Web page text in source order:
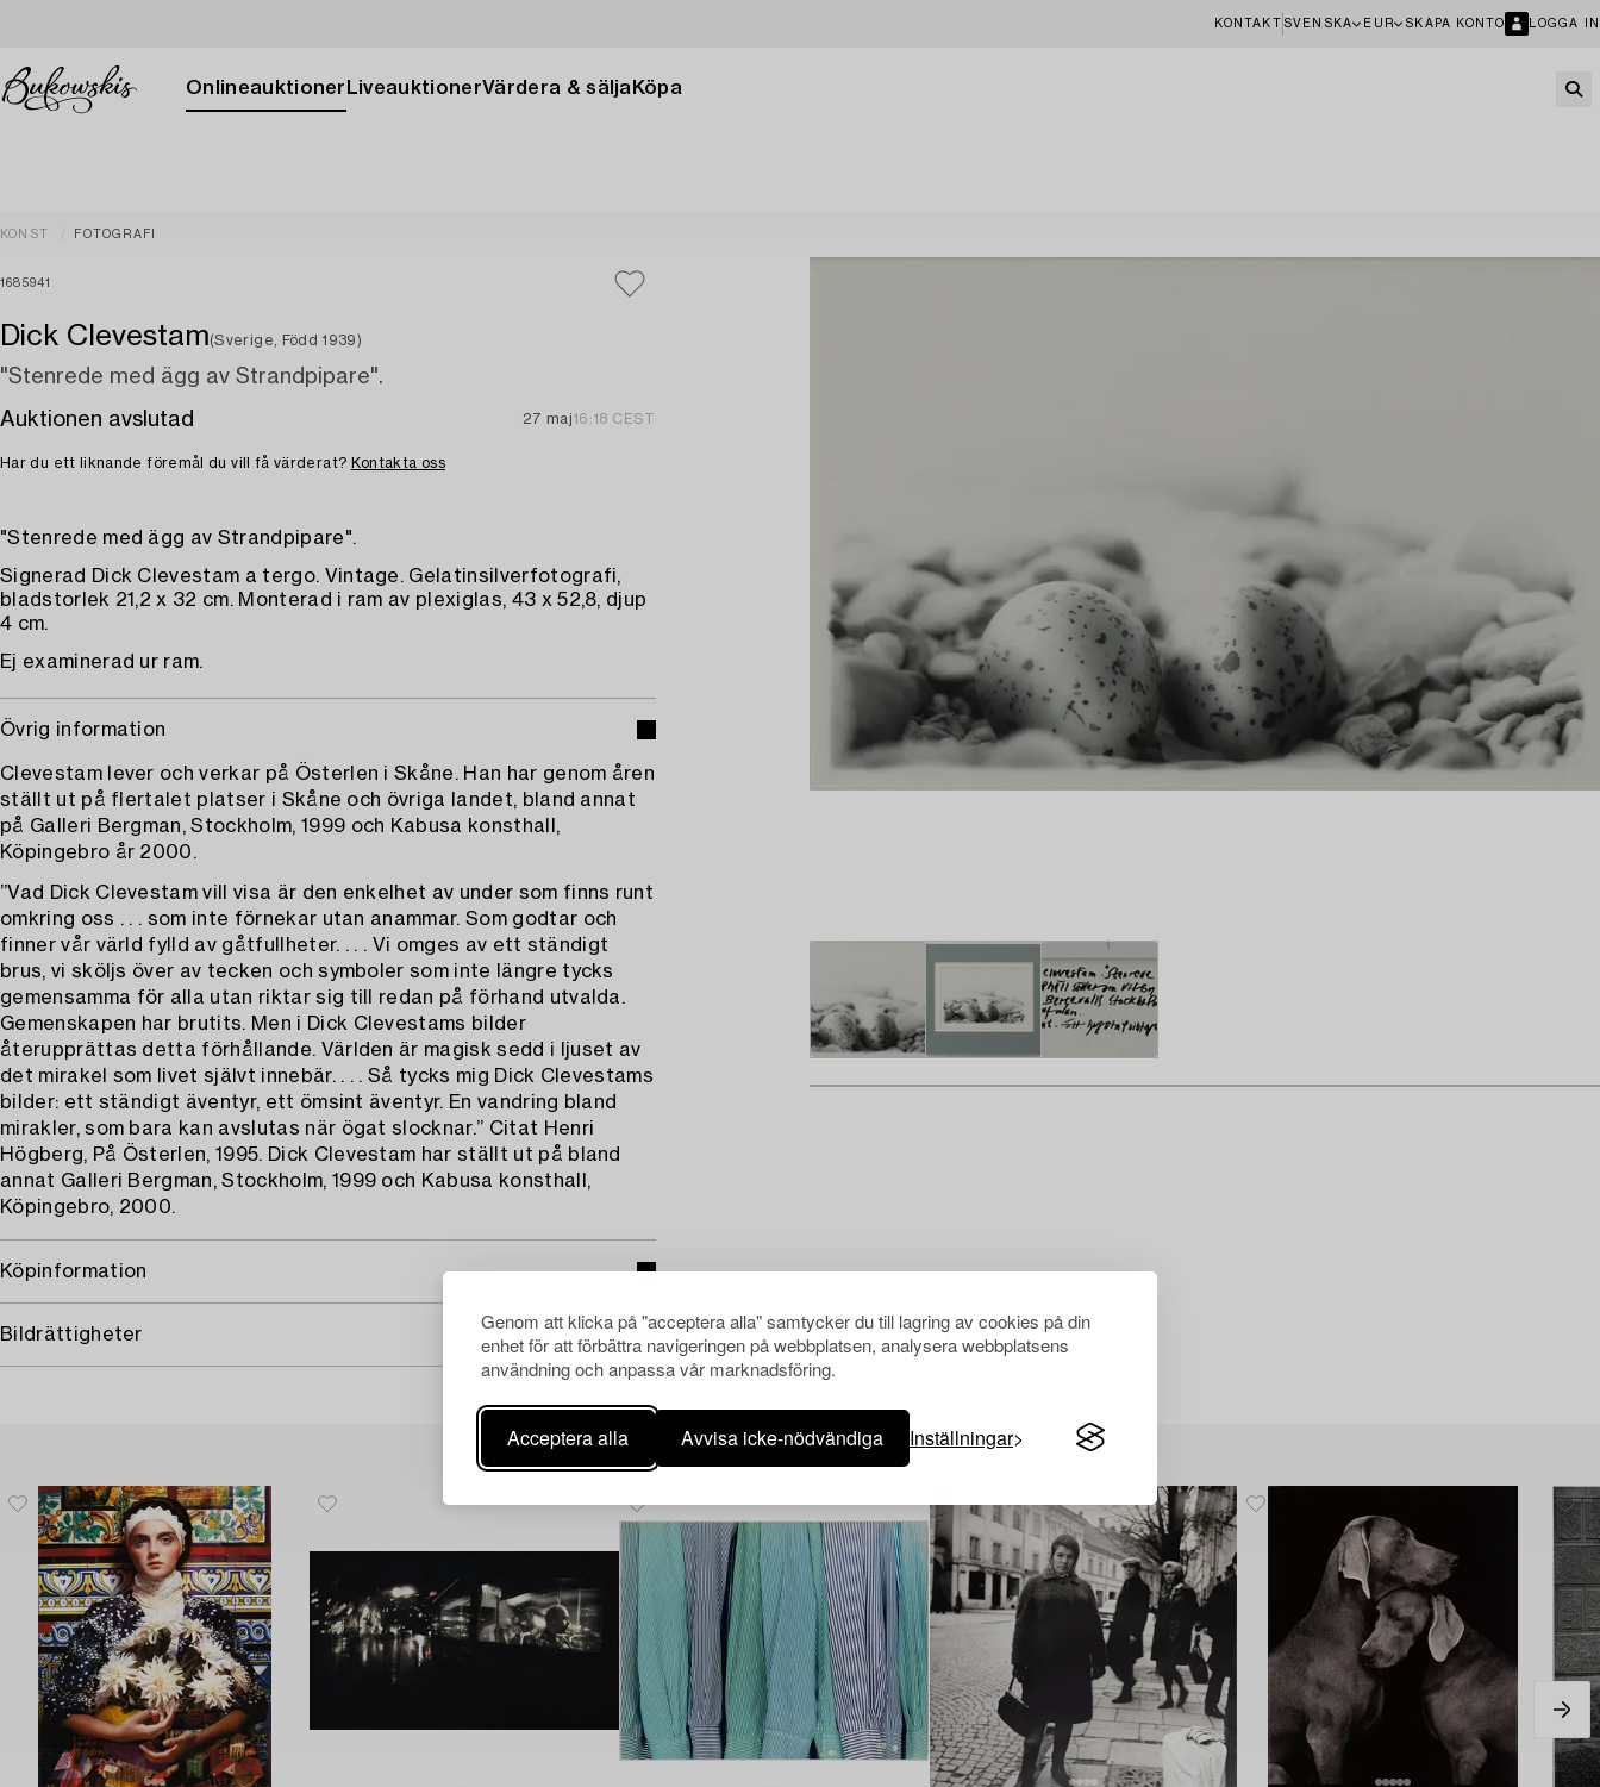
Genom att klicka på "acceptera alla" samtycker du till lagring av cookies på din
enhet för att förbättra navigeringen på webbplatsen, analysera webbplatsens
användning och anpassa vår marknadsföring.
Acceptera alla Avvisa icke-nödvändiga Inställningar
KONTAKT SVENSKA EUR SKAPA KONTO LOGGA IN
Onlineauktioner LiveauktionerVärdera & sälja Köpa
KONST FOTOGRAFI
1685941
Dick Clevestam(Sverige, Född 1939)
"Stenrede med ägg av Strandpipare".
Auktionen avslutad
27 maj16:18 CEST
Har du ett liknande föremål du vill få värderat? Kontakta oss
"Stenrede med ägg av Strandpipare".
Signerad Dick Clevestam a tergo. Vintage. Gelatinsilverfotografi,
bladstorlek 21,2 x 32 cm. Monterad i ram av plexiglas, 43 x 52,8, djup
4 cm.
Ej examinerad ur ram.
Övrig information
Clevestam lever och verkar på Österlen i Skåne. Han har genom åren
ställt ut på flertalet platser i Skåne och övriga landet, bland annat
på Galleri Bergman, Stockholm, 1999 och Kabusa konsthall,
Köpingebro år 2000.
”Vad Dick Clevestam vill visa är den enkelhet av under som finns runt
omkring oss . . . som inte förnekar utan anammar. Som godtar och
finner vår värld fylld av gåtfullheter. . . . Vi omges av ett ständigt
brus, vi sköljs över av tecken och symboler som inte längre tycks
gemensamma för alla utan riktar sig till redan på förhand utvalda.
Gemenskapen har brutits. Men i Dick Clevestams bilder
återupprättas detta förhållande. Världen är magisk sedd i ljuset av
det mirakel som livet självt innebär. . . . Så tycks mig Dick Clevestams
bilder: ett ständigt äventyr, ett ömsint äventyr. En vandring bland
mirakler, som bara kan avslutas när ögat slocknar.” Citat Henri
Högberg, På Österlen, 1995. Dick Clevestam har ställt ut på bland
annat Galleri Bergman, Stockholm, 1999 och Kabusa konsthall,
Köpingebro, 2000.
Köpinformation
Bildrättigheter
Andra har även tittat på